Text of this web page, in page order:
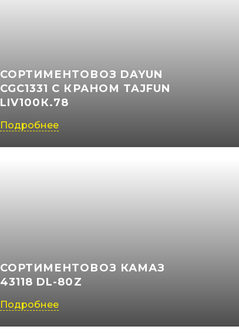
СОРТИМЕНТОВОЗ DAYUN
CGC1331 С КРАНОМ TAJFUN
LIV100К.78
Подробнее
СОРТИМЕНТОВОЗ КАМАЗ
43118 DL-80Z
Подробнее